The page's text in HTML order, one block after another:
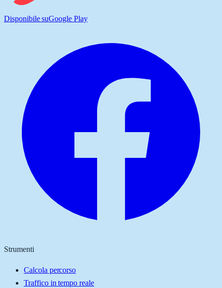
Disponibile suGoogle Play
Strumenti
Calcola percorso
Traffico in tempo reale